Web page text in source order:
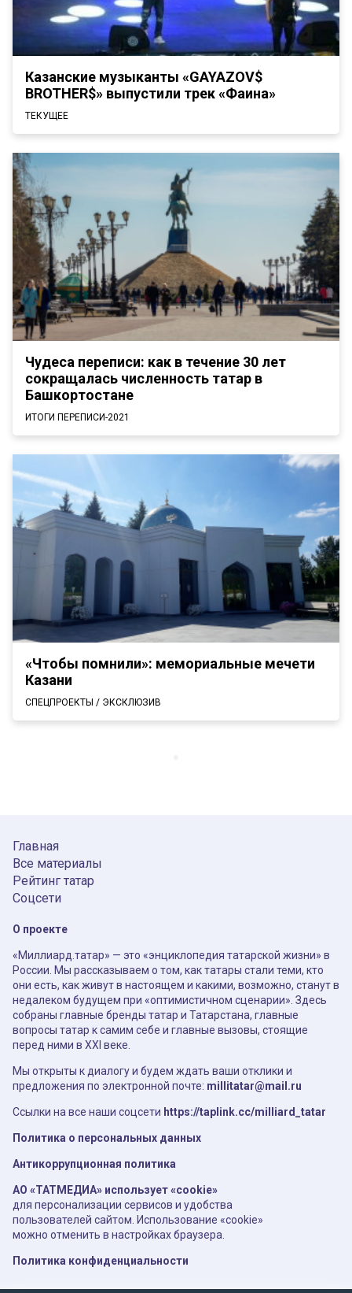
Казанские музыканты «GAYAZOV$
BROTHER$» выпустили трек «Фаина»
ТЕКУЩЕЕ
Чудеса переписи: как в течение 30 лет
сокращалась численность татар в
Башкортостане
ИТОГИ ПЕРЕПИСИ-2021
«Чтобы помнили»: мемориальные мечети
Казани
СПЕЦПРОЕКТЫ / ЭКСКЛЮЗИВ
Главная
Все материалы
Рейтинг татар
Соцсети
О проекте
«Миллиард.татар» — это «энциклопедия татарской жизни» в
России. Мы рассказываем о том, как татары стали теми, кто
они есть, как живут в настоящем и какими, возможно, станут в
недалеком будущем при «оптимистичном сценарии». Здесь
собраны главные бренды татар и Татарстана, главные
вопросы татар к самим себе и главные вызовы, стоящие
перед ними в XXI веке.
Мы открыты к диалогу и будем ждать ваши отклики и
предложения по электронной почте: millitatar@mail.ru
Ссылки на все наши соцсети https://taplink.cc/milliard_tatar
Политика о персональных данных
Антикоррупционная политика
АО «ТАТМЕДИА» использует «cookie»
для персонализации сервисов и удобства
пользователей сайтом. Использование «cookie»
можно отменить в настройках браузера.
Политика конфиденциальности